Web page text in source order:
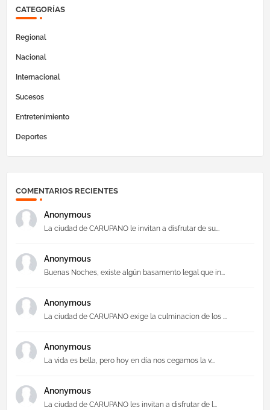
CATEGORÍAS
Regional
Nacional
Internacional
Sucesos
Entretenimiento
Deportes
COMENTARIOS RECIENTES
Anonymous
La ciudad de CARUPANO le invitan a disfrutar de su...
Anonymous
Buenas Noches, existe algún basamento legal que in...
Anonymous
La ciudad de CARUPANO exige la culminacion de los ...
Anonymous
La vida es bella, pero hoy en día nos cegamos la v...
Anonymous
La ciudad de CARUPANO les invitan a disfrutar de l...